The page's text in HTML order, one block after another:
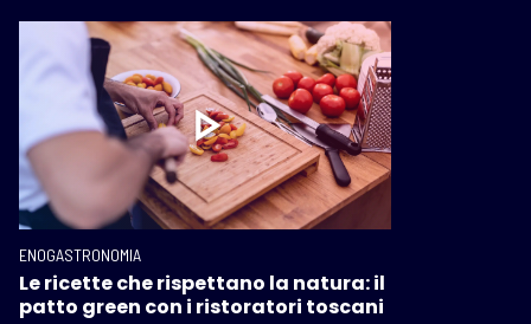
ENOGASTRONOMIA
Le ricette che rispettano la natura: il
patto green con i ristoratori toscani